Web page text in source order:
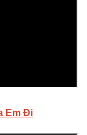
Em Đi